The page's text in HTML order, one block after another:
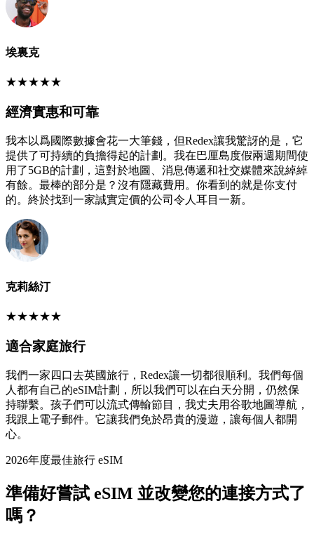
埃裏克
★★★★★
經濟實惠和可靠
我本以爲國際數據會花一大筆錢，但Redex讓我驚訝的是，它
提供了可持續的負擔得起的計劃。我在巴厘島度假兩週期間使
用了5GB的計劃，這對於地圖、消息傳遞和社交媒體來說綽綽
有餘。最棒的部分是？沒有隱藏費用。你看到的就是你支付
的。終於找到一家誠實定價的公司令人耳目一新。
克莉絲汀
★★★★★
適合家庭旅行
我們一家四口去英國旅行，Redex讓一切都很順利。我們每個
人都有自己的eSIM計劃，所以我們可以在白天分開，仍然保
持聯繫。孩子們可以流式傳輸節目，我丈夫用谷歌地圖導航，
我跟上電子郵件。它讓我們免於昂貴的漫遊，讓每個人都開
心。
2026年度最佳旅行 eSIM
準備好嘗試 eSIM 並改變您的連接方式了
嗎？